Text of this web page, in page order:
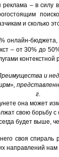
реклама – в силу
и сколько
онлайн-бюджета,
– от 30% до
и
г.
она может
свою борьбу с
будет выше,
своя
направлений